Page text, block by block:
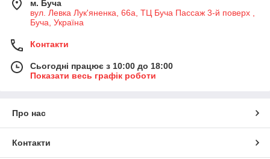
м. Буча
вул. Левка Лук'яненка, 66а, ТЦ Буча Пассаж 3-й поверх ,
Буча, Україна
Контакти
Сьогодні працює з 10:00 до 18:00
Показати весь графік роботи
Про нас
Контакти